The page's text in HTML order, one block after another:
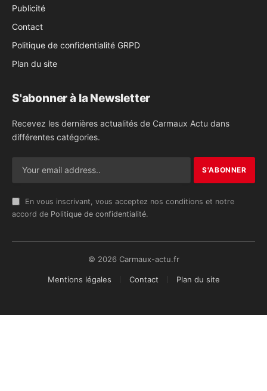
Publicité
Contact
Politique de confidentialité GRPD
Plan du site
S'abonner à la Newsletter
Recevez les dernières actualités de Carmaux Actu dans
différentes catégories.
En vous inscrivant, vous acceptez nos conditions et notre
accord de Politique de confidentialité.
© 2026 Carmaux-actu.fr
Mentions légales Contact Plan du site